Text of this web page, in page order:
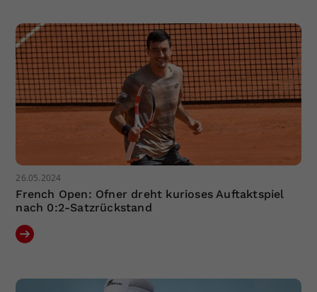
26.05.2024
French Open: Ofner dreht kurioses Auftaktspiel
nach 0:2-Satzrückstand